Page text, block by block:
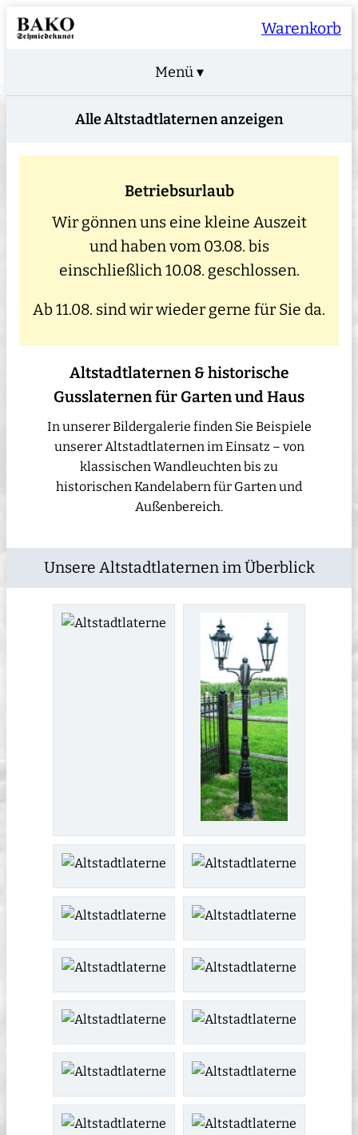
Warenkorb
Menü ▾
Alle Altstadtlaternen anzeigen
Betriebsurlaub
Wir gönnen uns eine kleine Auszeit
und haben vom 03.08. bis
einschließlich 10.08. geschlossen.
Ab 11.08. sind wir wieder gerne für Sie da.
Altstadtlaternen & historische
Gusslaternen für Garten und Haus
In unserer Bildergalerie finden Sie Beispiele
unserer Altstadtlaternen im Einsatz – von
klassischen Wandleuchten bis zu
historischen Kandelabern für Garten und
Außenbereich.
Unsere Altstadtlaternen im Überblick